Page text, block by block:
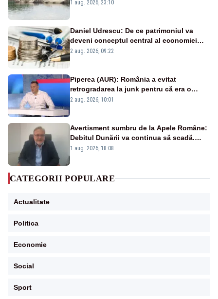
1 aug. 2026, 23:10
Daniel Udrescu: De ce patrimoniul va
deveni conceptul central al economiei
viitoare?
2 aug. 2026, 09:22
Piperea (AUR): România a evitat
retrogradarea la junk pentru că era o
catastrofă pentru bănci și fondurile de
2 aug. 2026, 10:01
Avertisment sumbru de la Apele Române:
Debitul Dunării va continua să scadă.
Cernavodă s-ar putea închide în 4 zile
1 aug. 2026, 18:08
CATEGORII POPULARE
Actualitate
Politica
Economie
Social
Sport